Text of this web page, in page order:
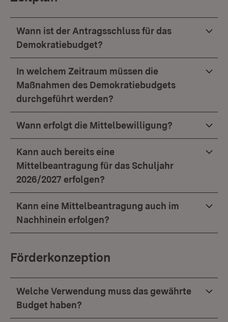
Wann ist der Antragsschluss für das
Demokratiebudget?
In welchem Zeitraum müssen die
Maßnahmen des Demokratiebudgets
durchgeführt werden?
Wann erfolgt die Mittelbewilligung?
Kann auch bereits eine
Mittelbeantragung für das Schuljahr
2026/2027 erfolgen?
Kann eine Mittelbeantragung auch im
Nachhinein erfolgen?
Förderkonzeption
Welche Verwendung muss das gewährte
Budget haben?